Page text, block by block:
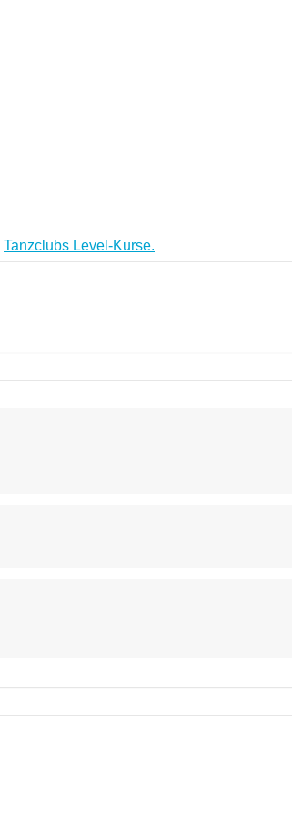
Tanzclubs Level-Kurse.